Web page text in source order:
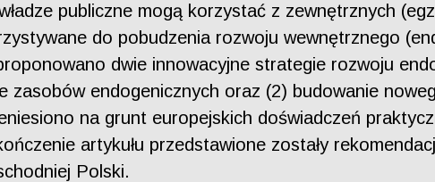
publiczne mogą korzystać z zewnętrznych
do pobudzenia rozwoju wewnętrznego
dwie innowacyjne strategie rozwoju
zasobów endogenicznych oraz (2) budowanie
na grunt europejskich doświadczeń
artykułu przedstawione zostały
Polski.